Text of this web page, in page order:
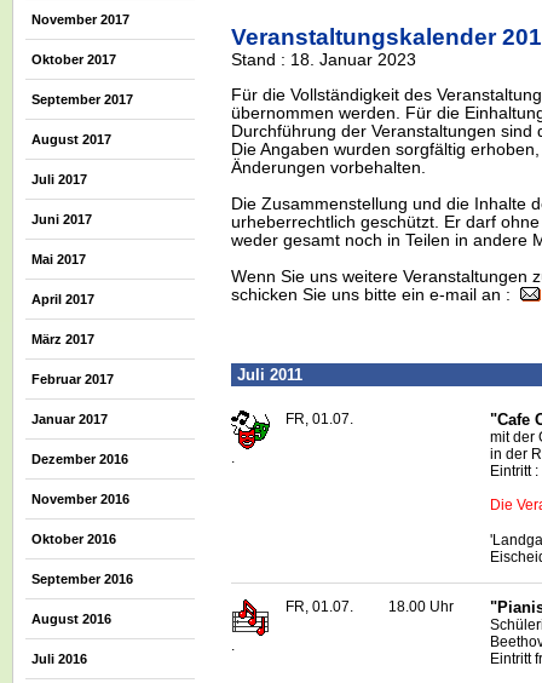
November 2017
Oktober 2017
September 2017
August 2017
Juli 2017
Juni 2017
Mai 2017
April 2017
März 2017
Februar 2017
Januar 2017
Dezember 2016
November 2016
Oktober 2016
September 2016
August 2016
Juli 2016
Veranstaltungskalender
Stand : 18. Januar 2023
Für die Vollständigkeit des
übernommen werden. Für die
Durchführung der Veranstaltungen sind
Die Angaben wurden sorgfältig
Änderungen vorbehalten.
Die Zusammenstellung und die Inhalte
urheberrechtlich geschützt. Er darf
weder gesamt noch in Teilen in andere
Wenn Sie uns weitere Veranstaltungen
schicken Sie uns bitte ein e-mail an :
Juli 2011
FR, 01.07. "Cafe
mit der
in der
Eintritt
Die
.
FR, 01.07. 18.00 Uhr
Eintritt